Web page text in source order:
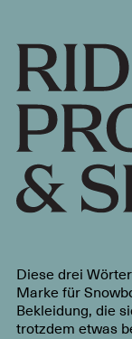
Diese drei
Marke für
Bekleidung, die
trotzdem etwas